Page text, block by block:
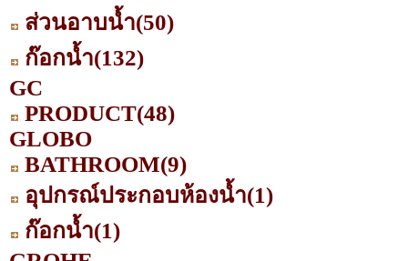
ส่วนอาบน้ำ(50)
ก๊อกน้ำ(132)
GC
PRODUCT(48)
GLOBO
BATHROOM(9)
อุปกรณ์ประกอบห้องน้ำ(1)
ก๊อกน้ำ(1)